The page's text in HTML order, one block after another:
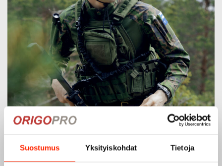
Suostumus Yksityiskohdat Tietoja